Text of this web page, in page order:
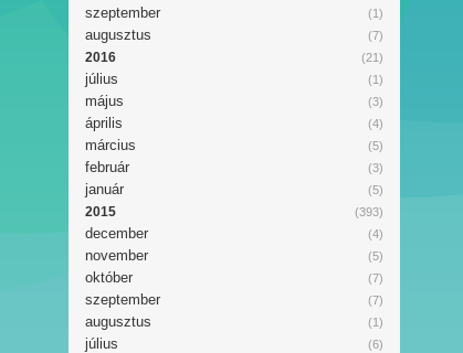
(1)
szeptember
(7)
augusztus
(21)
2016
(1)
július
(3)
május
(4)
április
(5)
március
(3)
február
(5)
január
(393)
2015
(4)
december
(5)
november
(7)
október
(7)
szeptember
(1)
augusztus
(6)
július